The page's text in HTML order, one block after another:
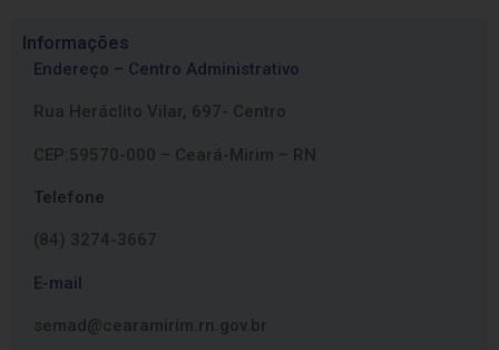
Informações
Endereço – Centro Administrativo
Rua Heráclito Vilar, 697- Centro
CEP:59570-000 – Ceará-Mirim – RN
Telefone
(84) 3274-3667
E-mail
semad@cearamirim.rn.gov.br